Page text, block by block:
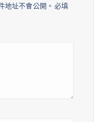
地址不會公開。 必填